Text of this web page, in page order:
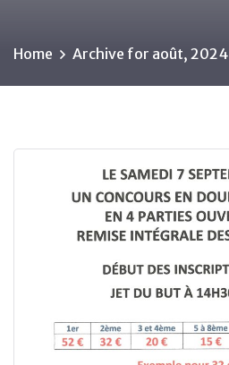
Home Archive for août, 2024